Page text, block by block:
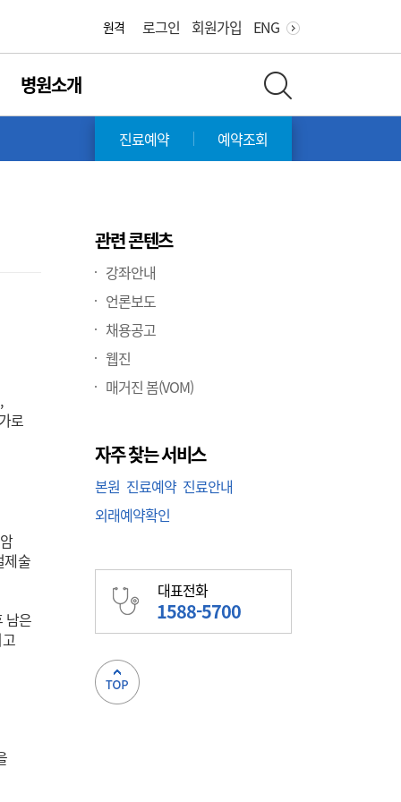
원격 로그인 회원가입 ENG
병원소개
진료예약 예약조회
로
제술
남은
관련 콘텐츠
강좌안내
언론보도
채용공고
웹진
매거진 봄(VOM)
자주 찾는 서비스
본원 진료예약 진료안내
외래예약확인
대표전화
1588-5700